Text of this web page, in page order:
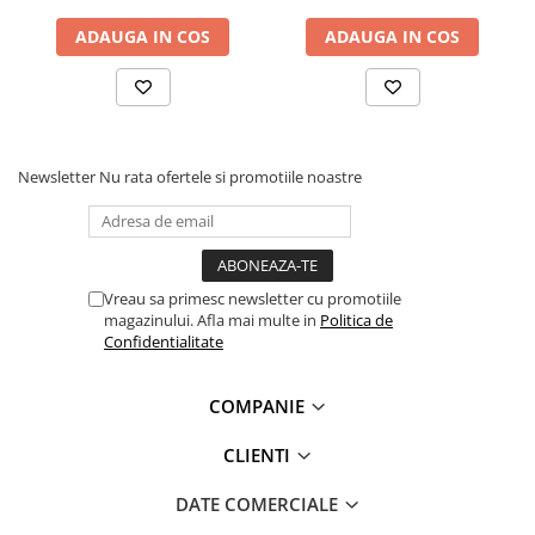
Protecție chimică si biologică
Protecție sudură
Protecție termică (căldură)
Protecție termică (frig)
Protecție descărcări electrostatice
Electroizolante
Riscuri minime
Mânecuțe (Cotiere)
ADAUGA IN COS ADAUGA IN COS
Newsletter Nu rata ofertele si promotiile noastre
Vreau sa primesc newsletter cu promotiile
magazinului. Afla mai multe in Politica de
Confidentialitate
COMPANIE
CLIENTI
DATE COMERCIALE